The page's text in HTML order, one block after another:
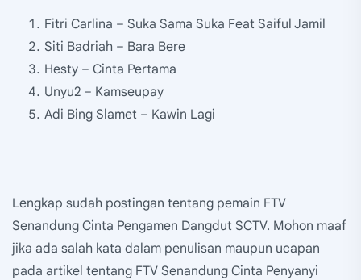
Fitri Carlina – Suka Sama Suka Feat Saiful Jamil
Siti Badriah – Bara Bere
Hesty – Cinta Pertama
Unyu2 – Kamseupay
Adi Bing Slamet – Kawin Lagi
Lengkap sudah postingan tentang pemain FTV
Senandung Cinta Pengamen Dangdut SCTV. Mohon maaf
jika ada salah kata dalam penulisan maupun ucapan
pada artikel tentang FTV Senandung Cinta Penyanyi